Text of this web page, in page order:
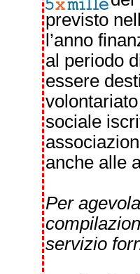
previsto
l’anno
al periodo
essere
sociale
anche alle
Per
servizio